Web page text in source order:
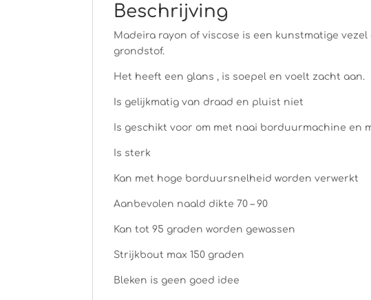
Beschrijving
Madeira rayon of viscose is een kunstmatige
grondstof.
Het heeft een glans , is soepel en voelt zacht aan.
Is gelijkmatig van draad en pluist niet
Is geschikt voor om met naai borduurmachine en
Is sterk
Kan met hoge borduursnelheid worden verwerkt
Aanbevolen naald dikte 70 – 90
Kan tot 95 graden worden gewassen
Strijkbout max 150 graden
Bleken is geen goed idee